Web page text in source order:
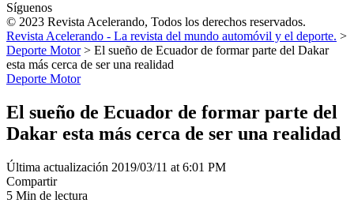
Síguenos
© 2023 Revista Acelerando, Todos los derechos reservados.
Revista Acelerando - La revista del mundo automóvil y el deporte. >
Deporte Motor> El sueño de Ecuador de formar parte del Dakar
esta más cerca de ser una realidad
Deporte Motor
El sueño de Ecuador de formar parte del
Dakar esta más cerca de ser una realidad
Última actualización 2019/03/11 at 6:01 PM
Compartir
5 Min de lectura